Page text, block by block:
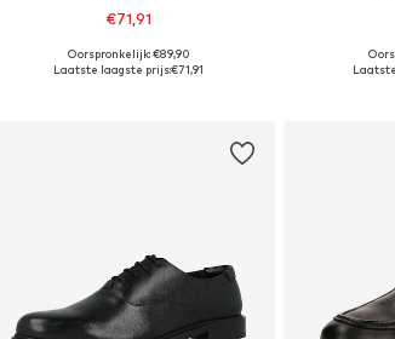
€71,91
Beschikbaar in vele maten
Oorspronkelijk: €89,90
Laatste laagste prijs:€71,91